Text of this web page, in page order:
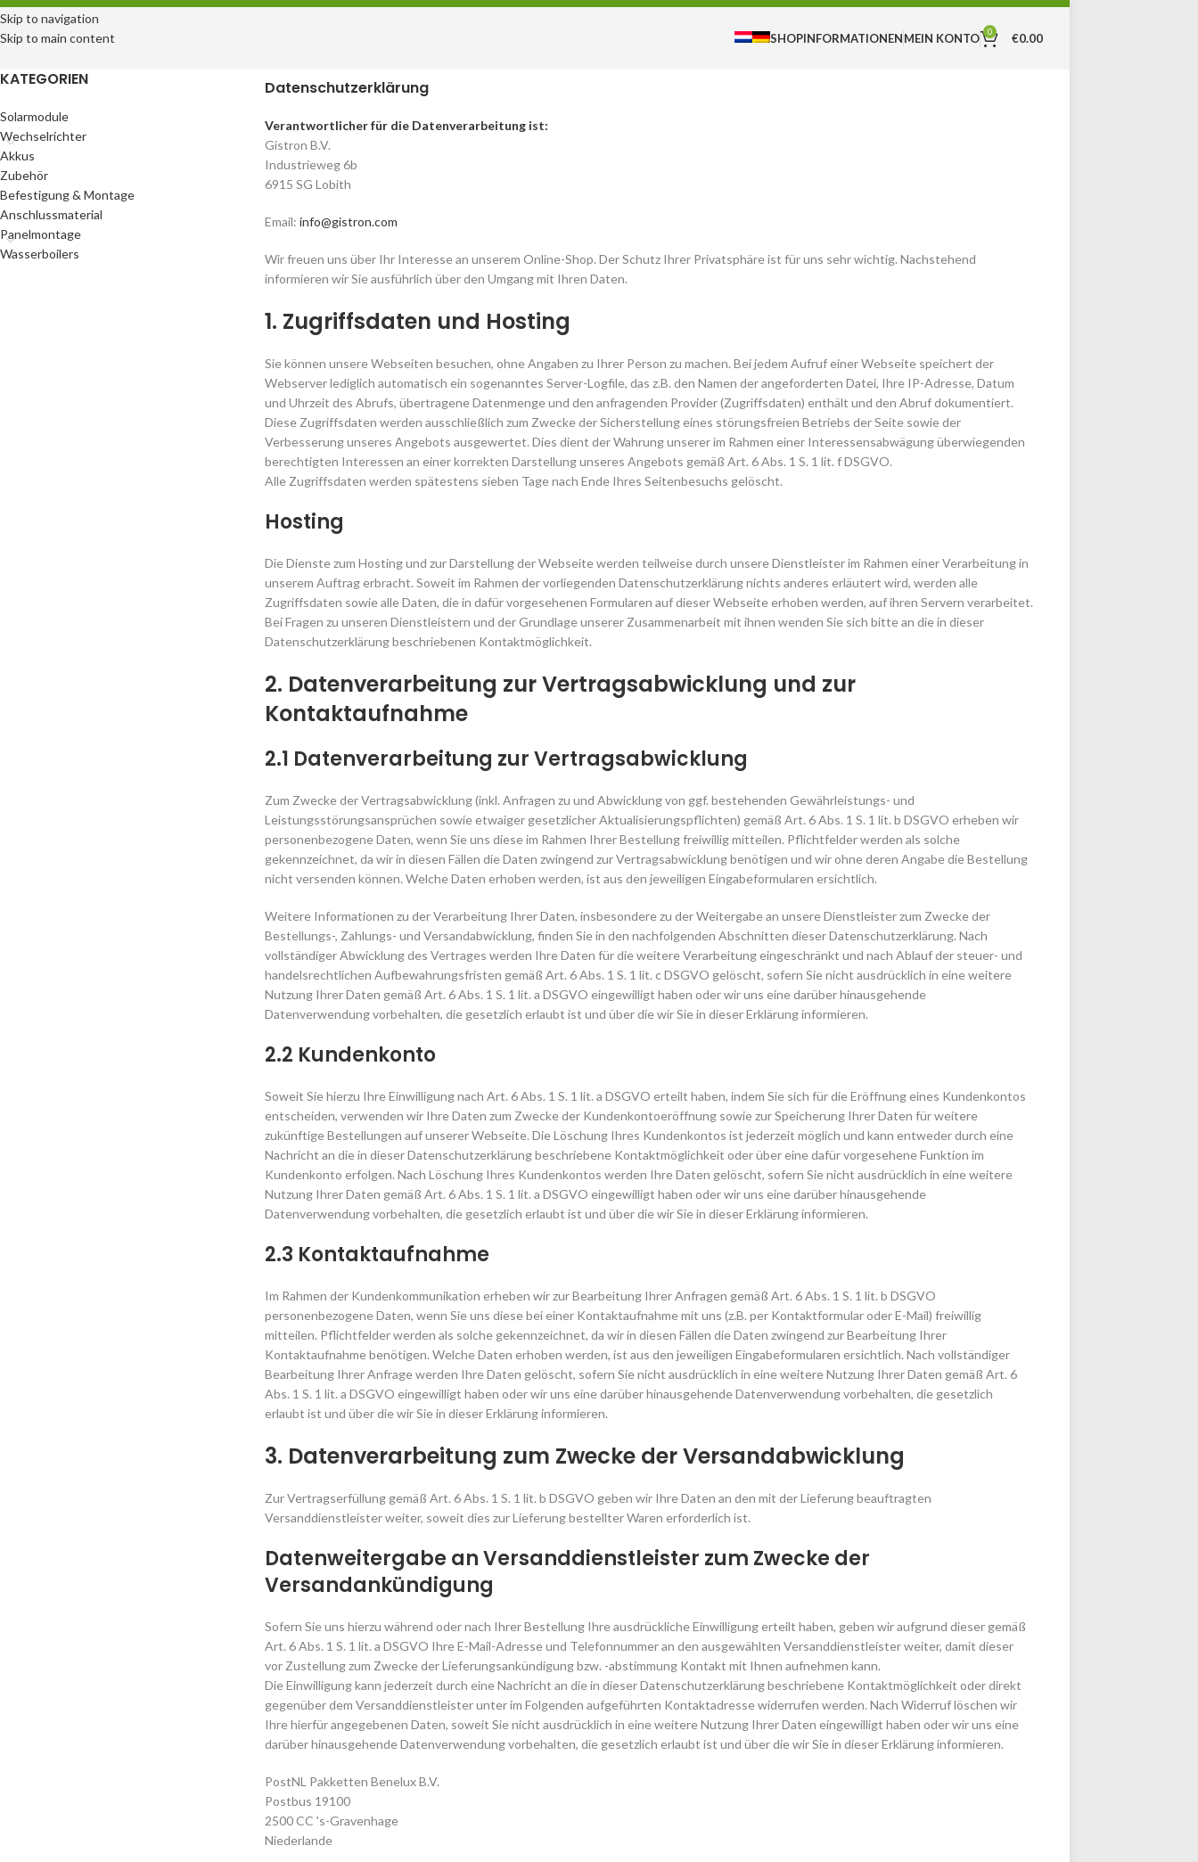
Skip to navigation
Skip to main content
SHOPINFORMATIONENMEIN KONTO 0 €0.00
KATEGORIEN
Solarmodule
Wechselrichter
Akkus
Zubehör
Befestigung & Montage
Anschlussmaterial
Panelmontage
Wasserboilers
Datenschutzerklärung
Verantwortlicher für die Datenverarbeitung ist:
Gistron B.V.
Industrieweg 6b
6915 SG Lobith
Email:info@gistron.com
Wir freuen uns über Ihr Interesse an unserem Online-Shop. Der Schutz Ihrer Privatsphäre ist für uns sehr wichtig. Nachstehend
informieren wir Sie ausführlich über den Umgang mit Ihren Daten.
1. Zugriffsdaten und Hosting
Sie können unsere Webseiten besuchen, ohne Angaben zu Ihrer Person zu machen. Bei jedem Aufruf einer Webseite speichert der
Webserver lediglich automatisch ein sogenanntes Server-Logfile, das z.B. den Namen der angeforderten Datei, Ihre IP-Adresse, Datum
und Uhrzeit des Abrufs, übertragene Datenmenge und den anfragenden Provider (Zugriffsdaten) enthält und den Abruf dokumentiert.
Diese Zugriffsdaten werden ausschließlich zum Zwecke der Sicherstellung eines störungsfreien Betriebs der Seite sowie der
Verbesserung unseres Angebots ausgewertet. Dies dient der Wahrung unserer im Rahmen einer Interessensabwägung überwiegenden
berechtigten Interessen an einer korrekten Darstellung unseres Angebots gemäß Art. 6 Abs. 1 S. 1 lit. f DSGVO.
Alle Zugriffsdaten werden spätestens sieben Tage nach Ende Ihres Seitenbesuchs gelöscht.
Hosting
Die Dienste zum Hosting und zur Darstellung der Webseite werden teilweise durch unsere Dienstleister im Rahmen einer Verarbeitung in
unserem Auftrag erbracht. Soweit im Rahmen der vorliegenden Datenschutzerklärung nichts anderes erläutert wird, werden alle
Zugriffsdaten sowie alle Daten, die in dafür vorgesehenen Formularen auf dieser Webseite erhoben werden, auf ihren Servern verarbeitet.
Bei Fragen zu unseren Dienstleistern und der Grundlage unserer Zusammenarbeit mit ihnen wenden Sie sich bitte an die in dieser
Datenschutzerklärung beschriebenen Kontaktmöglichkeit.
2. Datenverarbeitung zur Vertragsabwicklung und zur
Kontaktaufnahme
2.1 Datenverarbeitung zur Vertragsabwicklung
Zum Zwecke der Vertragsabwicklung (inkl. Anfragen zu und Abwicklung von ggf. bestehenden Gewährleistungs- und
Leistungsstörungsansprüchen sowie etwaiger gesetzlicher Aktualisierungspflichten) gemäß Art. 6 Abs. 1 S. 1 lit. b DSGVO erheben wir
personenbezogene Daten, wenn Sie uns diese im Rahmen Ihrer Bestellung freiwillig mitteilen. Pflichtfelder werden als solche
gekennzeichnet, da wir in diesen Fällen die Daten zwingend zur Vertragsabwicklung benötigen und wir ohne deren Angabe die Bestellung
nicht versenden können. Welche Daten erhoben werden, ist aus den jeweiligen Eingabeformularen ersichtlich.
Weitere Informationen zu der Verarbeitung Ihrer Daten, insbesondere zu der Weitergabe an unsere Dienstleister zum Zwecke der
Bestellungs-, Zahlungs- und Versandabwicklung, finden Sie in den nachfolgenden Abschnitten dieser Datenschutzerklärung. Nach
vollständiger Abwicklung des Vertrages werden Ihre Daten für die weitere Verarbeitung eingeschränkt und nach Ablauf der steuer- und
handelsrechtlichen Aufbewahrungsfristen gemäß Art. 6 Abs. 1 S. 1 lit. c DSGVO gelöscht, sofern Sie nicht ausdrücklich in eine weitere
Nutzung Ihrer Daten gemäß Art. 6 Abs. 1 S. 1 lit. a DSGVO eingewilligt haben oder wir uns eine darüber hinausgehende
Datenverwendung vorbehalten, die gesetzlich erlaubt ist und über die wir Sie in dieser Erklärung informieren.
2.2 Kundenkonto
Soweit Sie hierzu Ihre Einwilligung nach Art. 6 Abs. 1 S. 1 lit. a DSGVO erteilt haben, indem Sie sich für die Eröffnung eines Kundenkontos
entscheiden, verwenden wir Ihre Daten zum Zwecke der Kundenkontoeröffnung sowie zur Speicherung Ihrer Daten für weitere
zukünftige Bestellungen auf unserer Webseite. Die Löschung Ihres Kundenkontos ist jederzeit möglich und kann entweder durch eine
Nachricht an die in dieser Datenschutzerklärung beschriebene Kontaktmöglichkeit oder über eine dafür vorgesehene Funktion im
Kundenkonto erfolgen. Nach Löschung Ihres Kundenkontos werden Ihre Daten gelöscht, sofern Sie nicht ausdrücklich in eine weitere
Nutzung Ihrer Daten gemäß Art. 6 Abs. 1 S. 1 lit. a DSGVO eingewilligt haben oder wir uns eine darüber hinausgehende
Datenverwendung vorbehalten, die gesetzlich erlaubt ist und über die wir Sie in dieser Erklärung informieren.
2.3 Kontaktaufnahme
Im Rahmen der Kundenkommunikation erheben wir zur Bearbeitung Ihrer Anfragen gemäß Art. 6 Abs. 1 S. 1 lit. b DSGVO
personenbezogene Daten, wenn Sie uns diese bei einer Kontaktaufnahme mit uns (z.B. per Kontaktformular oder E-Mail) freiwillig
mitteilen. Pflichtfelder werden als solche gekennzeichnet, da wir in diesen Fällen die Daten zwingend zur Bearbeitung Ihrer
Kontaktaufnahme benötigen. Welche Daten erhoben werden, ist aus den jeweiligen Eingabeformularen ersichtlich. Nach vollständiger
Bearbeitung Ihrer Anfrage werden Ihre Daten gelöscht, sofern Sie nicht ausdrücklich in eine weitere Nutzung Ihrer Daten gemäß Art. 6
Abs. 1 S. 1 lit. a DSGVO eingewilligt haben oder wir uns eine darüber hinausgehende Datenverwendung vorbehalten, die gesetzlich
erlaubt ist und über die wir Sie in dieser Erklärung informieren.
3. Datenverarbeitung zum Zwecke der Versandabwicklung
Zur Vertragserfüllung gemäß Art. 6 Abs. 1 S. 1 lit. b DSGVO geben wir Ihre Daten an den mit der Lieferung beauftragten
Versanddienstleister weiter, soweit dies zur Lieferung bestellter Waren erforderlich ist.
Datenweitergabe an Versanddienstleister zum Zwecke der
Versandankündigung
Sofern Sie uns hierzu während oder nach Ihrer Bestellung Ihre ausdrückliche Einwilligung erteilt haben, geben wir aufgrund dieser gemäß
Art. 6 Abs. 1 S. 1 lit. a DSGVO Ihre E-Mail-Adresse und Telefonnummer an den ausgewählten Versanddienstleister weiter, damit dieser
vor Zustellung zum Zwecke der Lieferungsankündigung bzw. -abstimmung Kontakt mit Ihnen aufnehmen kann.
Die Einwilligung kann jederzeit durch eine Nachricht an die in dieser Datenschutzerklärung beschriebene Kontaktmöglichkeit oder direkt
gegenüber dem Versanddienstleister unter im Folgenden aufgeführten Kontaktadresse widerrufen werden. Nach Widerruf löschen wir
Ihre hierfür angegebenen Daten, soweit Sie nicht ausdrücklich in eine weitere Nutzung Ihrer Daten eingewilligt haben oder wir uns eine
darüber hinausgehende Datenverwendung vorbehalten, die gesetzlich erlaubt ist und über die wir Sie in dieser Erklärung informieren.
PostNL Pakketten Benelux B.V.
Postbus 19100
2500 CC 's-Gravenhage
Niederlande